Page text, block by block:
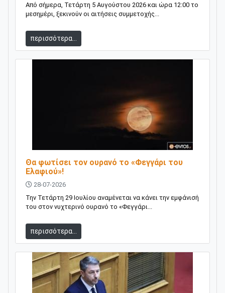
Από σήμερα, Τετάρτη 5 Αυγούστου 2026 και ώρα 12:00 το
μεσημέρι, ξεκινούν οι αιτήσεις συμμετοχής...
περισσότερα...
Θα φωτίσει τον ουρανό το «Φεγγάρι του
Ελαφιού»!
28-07-2026
Την Τετάρτη 29 Ιουλίου αναμένεται να κάνει την εμφάνισή
του στον νυχτερινό ουρανό το «Φεγγάρι...
περισσότερα...